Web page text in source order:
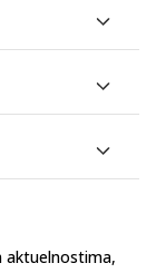
aktuelnostima,